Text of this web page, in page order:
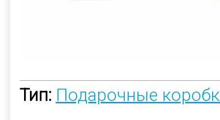
Тип: Подарочные